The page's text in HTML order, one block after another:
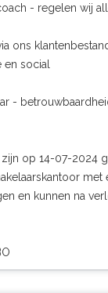
- regelen wij
ons
en social
-
zijn op 14-07-2024
met
en kunnen na